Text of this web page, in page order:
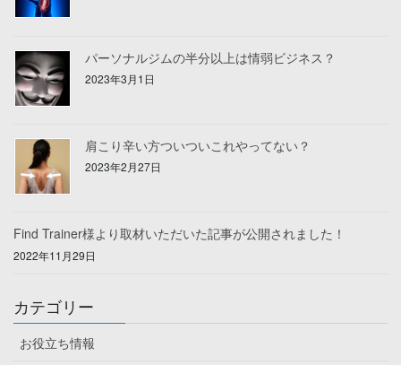
パーソナルジムの半分以上は情弱ビジネス？
2023年3月1日
肩こり辛い方ついついこれやってない？
2023年2月27日
Find Trainer様より取材いただいた記事が公開されました！
2022年11月29日
カテゴリー
お役立ち情報